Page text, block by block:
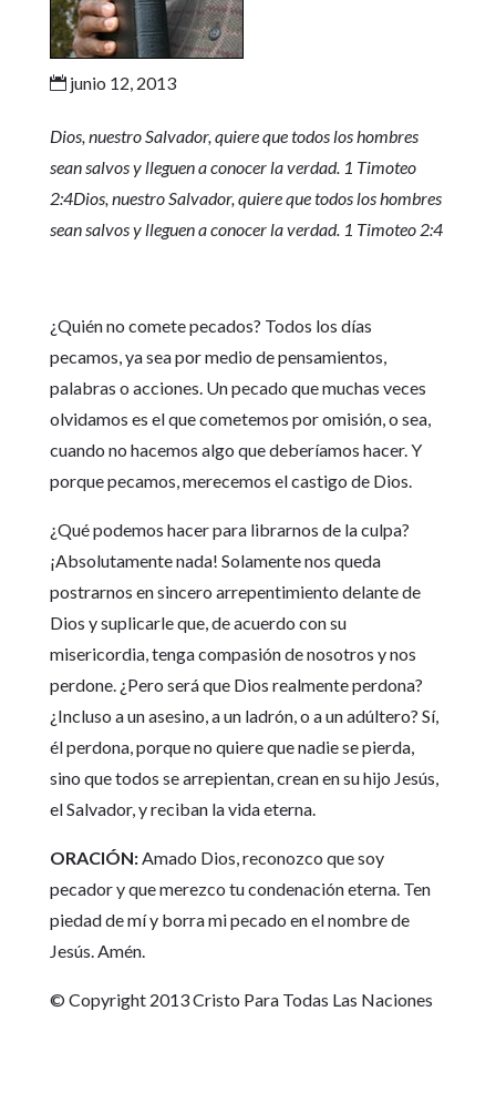
junio 12, 2013
Dios, nuestro Salvador, quiere que todos los hombres
sean salvos y lleguen a conocer la verdad. 1 Timoteo
2:4Dios, nuestro Salvador, quiere que todos los hombres
sean salvos y lleguen a conocer la verdad. 1 Timoteo 2:4
¿Quién no comete pecados? Todos los días
pecamos, ya sea por medio de pensamientos,
palabras o acciones. Un pecado que muchas veces
olvidamos es el que cometemos por omisión, o sea,
cuando no hacemos algo que deberíamos hacer. Y
porque pecamos, merecemos el castigo de Dios.
¿Qué podemos hacer para librarnos de la culpa?
¡Absolutamente nada! Solamente nos queda
postrarnos en sincero arrepentimiento delante de
Dios y suplicarle que, de acuerdo con su
misericordia, tenga compasión de nosotros y nos
perdone. ¿Pero será que Dios realmente perdona?
¿Incluso a un asesino, a un ladrón, o a un adúltero? Sí,
él perdona, porque no quiere que nadie se pierda,
sino que todos se arrepientan, crean en su hijo Jesús,
el Salvador, y reciban la vida eterna.
ORACIÓN:Amado Dios, reconozco que soy
pecador y que merezco tu condenación eterna. Ten
piedad de mí y borra mi pecado en el nombre de
Jesús. Amén.
© Copyright 2013 Cristo Para Todas Las Naciones